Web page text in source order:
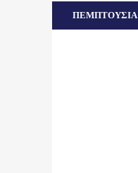
ΠΕΜΠΤΟΥΣΙΑ